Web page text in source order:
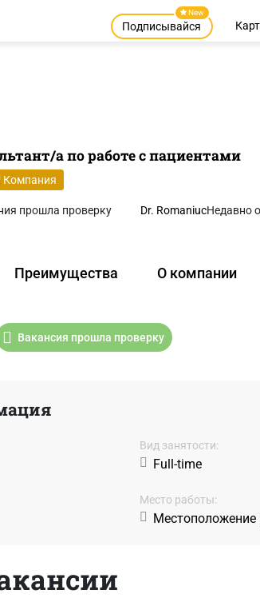
New
Подписывайся
а по работе с пациентами
Компания
прошла проверку Dr. RomaniucНедавно
Преимущества О компании
Вакансия прошла проверку
Вид занятости:
Full-time
Место работы:
Местоположение